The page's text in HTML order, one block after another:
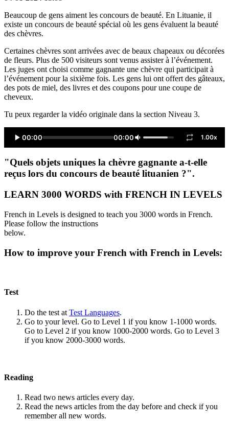
Beaucoup de gens aiment les concours de beauté. En Lituanie, il
existe un concours de beauté spécial où les gens évaluent la beauté
des chèvres.
Certaines chèvres sont arrivées avec de beaux chapeaux ou décorées
de fleurs. Plus de 500 visiteurs sont venus assister à l’événement.
Les juges ont choisi comme gagnante une chèvre qui participait à
l’événement pour la sixième fois. Les gens lui ont offert des gâteaux,
des pots de miel, des livres et des coupons pour une coupe de
cheveux.
Tu peux regarder la vidéo originale dans la section Niveau 3.
00:00 00:00 1.00x
"Quels objets uniques la chèvre gagnante a-t-elle
reçus lors du concours de beauté lituanien ?".
LEARN 3000 WORDS with FRENCH IN LEVELS
French in Levels is designed to teach you 3000 words in French.
Please follow the instructions
below.
How to improve your French with French in Levels:
Test
Do the test at Test Languages.
Go to your level. Go to Level 1 if you know 1-1000 words.
Go to Level 2 if you know 1000-2000 words. Go to Level 3
if you know 2000-3000 words.
Reading
Read two news articles every day.
Read the news articles from the day before and check if you
remember all new words.